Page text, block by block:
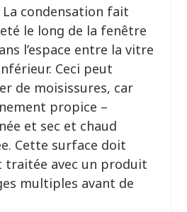
La condensation fait
le long de la fenêtre
l’espace entre la vitre
Ceci peut
de moisissures, car
propice –
et sec et chaud
Cette surface doit
traitée avec un produit
multiples avant de